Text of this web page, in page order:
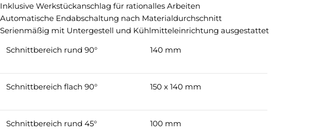
Inklusive Werkstückanschlag für rationalles Arbeiten
Automatische Endabschaltung nach Materialdurchschnitt
Serienmäßig mit Untergestell und Kühlmitteleinrichtung ausgestattet
Schnittbereich rund 90°
140 mm
Schnittbereich flach 90° 150 x 140 mm
Schnittbereich rund 45° 100 mm